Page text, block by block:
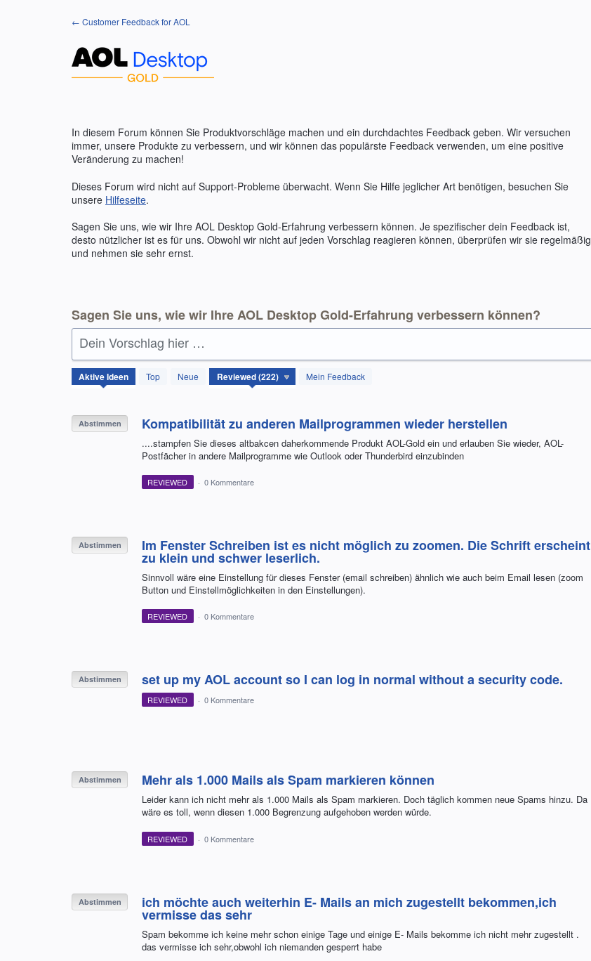
← Customer Feedback for AOL
In diesem Forum können Sie Produktvorschläge machen und ein durchdachtes Feedback geben. Wir versuchen
immer, unsere Produkte zu verbessern, und wir können das populärste Feedback verwenden, um eine positive
Veränderung zu machen!
Dieses Forum wird nicht auf Support-Probleme überwacht. Wenn Sie Hilfe jeglicher Art benötigen, besuchen Sie
unsere Hilfeseite.
Sagen Sie uns, wie wir Ihre AOL Desktop Gold-Erfahrung verbessern können. Je spezifischer dein Feedback ist,
desto nützlicher ist es für uns. Obwohl wir nicht auf jeden Vorschlag reagieren können, überprüfen wir sie regelmäßig
und nehmen sie sehr ernst.
Sagen Sie uns, wie wir Ihre AOL Desktop Gold-Erfahrung verbessern können?
Dein Vorschlag hier …
AktiveIdeen Top Neue Mein Feedback
222
gefundene
Ergebnisse
Kompatibilität zu anderen Mailprogrammen wieder herstellen
....stampfen Sie dieses altbakcen daherkommende Produkt AOL-Gold ein und erlauben Sie wieder, AOL-
Postfächer in andere Mailprogramme wie Outlook oder Thunderbird einzubinden
Abstimmen
REVIEWED · 0 Kommentare
Im Fenster Schreiben ist es nicht möglich zu zoomen. Die Schrift erscheint
zu klein und schwer leserlich.
Sinnvoll wäre eine Einstellung für dieses Fenster (email schreiben) ähnlich wie auch beim Email lesen (zoom
Button und Einstellmöglichkeiten in den Einstellungen).
Abstimmen
REVIEWED · 0 Kommentare
set up my AOL account so I can log in normal without a security code.
Abstimmen
REVIEWED · 0 Kommentare
Mehr als 1.000 Mails als Spam markieren können
Leider kann ich nicht mehr als 1.000 Mails als Spam markieren. Doch täglich kommen neue Spams hinzu. Da
wäre es toll, wenn diesen 1.000 Begrenzung aufgehoben werden würde.
Abstimmen
REVIEWED · 0 Kommentare
ich möchte auch weiterhin E- Mails an mich zugestellt bekommen,ich
vermisse das sehr
Spam bekomme ich keine mehr schon einige Tage und einige E- Mails bekomme ich nicht mehr zugestellt .
das vermisse ich sehr,obwohl ich niemanden gesperrt habe
Abstimmen